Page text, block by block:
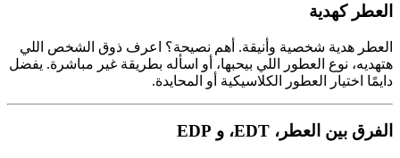
العطر كهدية
العطر هدية شخصية وأنيقة. أهم نصيحة؟ اعرف ذوق الشخص اللي
هتهديه، نوع العطور اللي بيحبها، أو اسأله بطريقة غير مباشرة. يفضل
دايمًا اختيار العطور الكلاسيكية أو المحايدة.
الفرق بين العطر، EDT، و EDP